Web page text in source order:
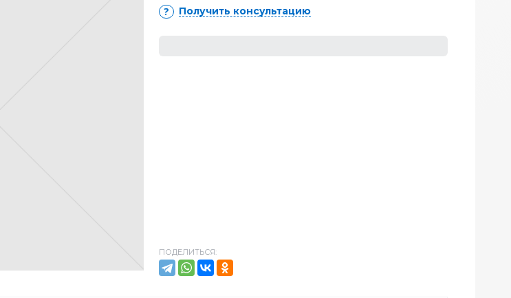
Получить консультацию
ПОДЕЛИТЬСЯ: